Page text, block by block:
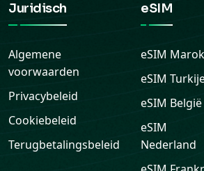
Juridisch
Algemene
voorwaarden
Privacybeleid
Cookiebeleid
Terugbetalingsbeleid
eSIM
eSIM
eSIM
eSIM België
eSIM
Nederland